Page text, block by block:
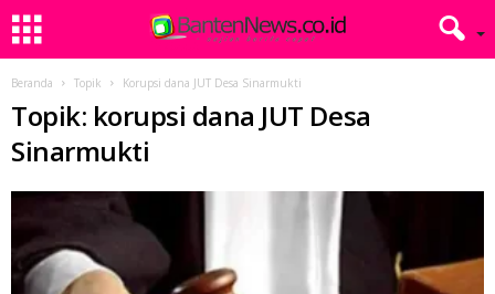
Beranda Topik Korupsi dana JUT Desa Sinarmukti
Topik: korupsi dana JUT Desa
Sinarmukti